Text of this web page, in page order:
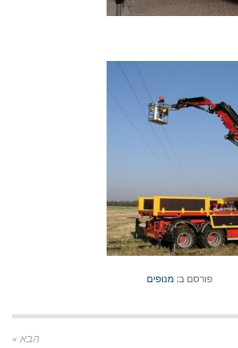
פורסם ב: מנופים
הבא »